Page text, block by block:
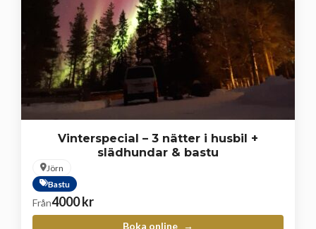
Vinterspecial – 3 nätter i husbil +
slädhundar & bastu
Jörn
Bastu
Från4000kr
Boka online